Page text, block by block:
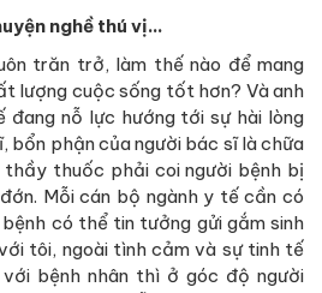
nghề thú vị…
trăn trở, làm thế nào để mang
lượng cuộc sống tốt hơn? Và anh
đang nỗ lực hướng tới sự hài lòng
bổn phận của người bác sĩ là chữa
thầy thuốc phải coi người bệnh bị
Mỗi cán bộ ngành y tế cần có
có thể tin tưởng gửi gắm sinh
tôi, ngoài tình cảm và sự tinh tế
bệnh nhân thì ở góc độ người